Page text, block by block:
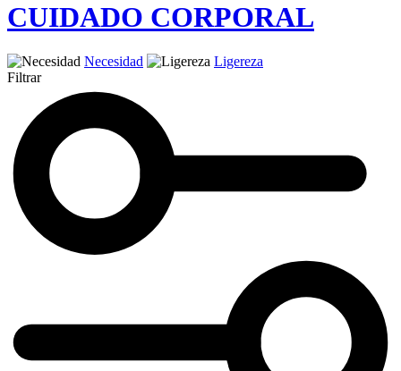
CUIDADO CORPORAL
Necesidad
Ligereza
Filtrar